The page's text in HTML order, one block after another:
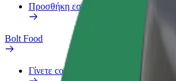
Προσθήκη εστιατορίου ή καταστήματος
Bolt Food
Γίνετε courier